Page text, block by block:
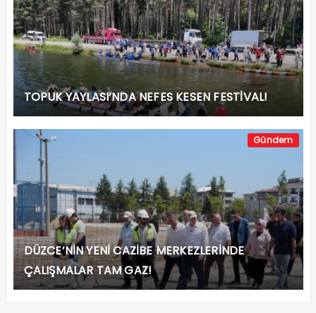
TOPUK YAYLASI’NDA NEFES KESEN FESTİVAL!
Gündem
DÜZCE’NİN YENİ CAZİBE MERKEZLERİNDE
ÇALIŞMALAR TAM GAZ!